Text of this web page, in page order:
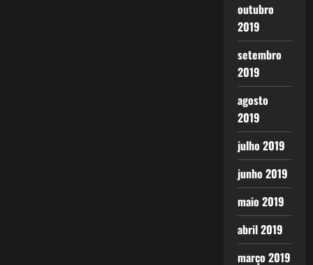
outubro
2019
setembro
2019
agosto
2019
julho 2019
junho 2019
maio 2019
abril 2019
março 2019